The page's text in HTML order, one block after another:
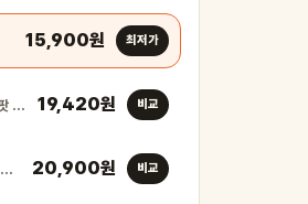
15,900원 최저가
마데카 메디패치 아크큐 38매 2개 + 메디패치 스팟 51매… 19,420원 비교
마데카 메디패치 아크큐 69매 (옵션선택 1개/2개/3개) … 20,900원 비교